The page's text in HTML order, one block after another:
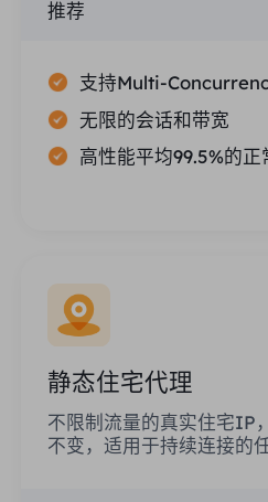
推荐
支持Multi-
无限的会话和带宽
高性能平均99.5%的正
静态住宅代理
不限制流量的真实住宅IP
不变，适用于持续连接的任